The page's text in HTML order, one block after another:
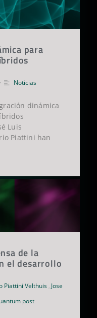
para
• Noticias
dinámica
Luis
Piattini han
de la
el desarrollo
Piattini Velthuis, Jose
post